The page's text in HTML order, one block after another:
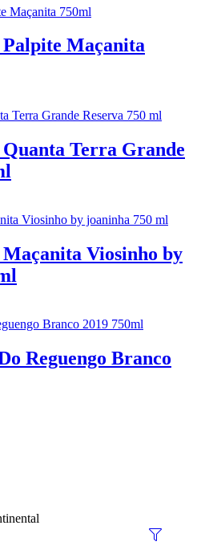
Maçanita
Terra Grande
Viosinho by
Reguengo Branco